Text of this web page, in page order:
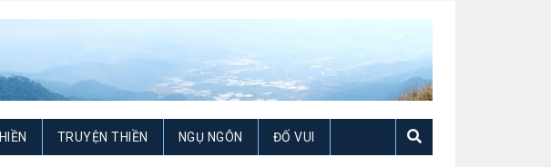
TRUYỆN THIỀN NGỤ NGÔN ĐỐ VUI